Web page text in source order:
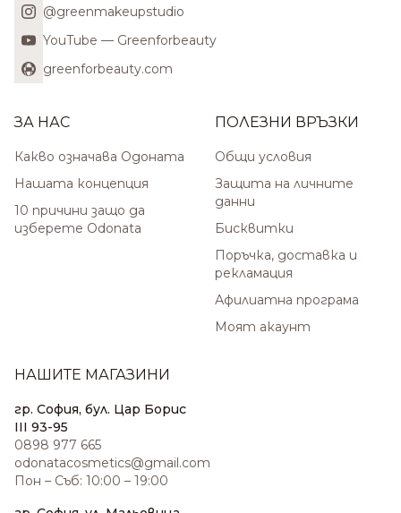
@greenmakeupstudio
YouTube — Greenforbeauty
greenforbeauty.com
ЗА НАС
Какво означава Одоната
Нашата концепция
10 причини защо да
изберете Odonata
ПОЛЕЗНИ ВРЪЗКИ
Общи условия
Защита на личните
данни
Бисквитки
Поръчка, доставка и
рекламация
Афилиатна програма
Моят акаунт
НАШИТЕ МАГАЗИНИ
гр. София, бул. Цар Борис
III 93-95
0898 977 665
odonatacosmetics@gmail.com
Пон – Съб: 10:00 – 19:00